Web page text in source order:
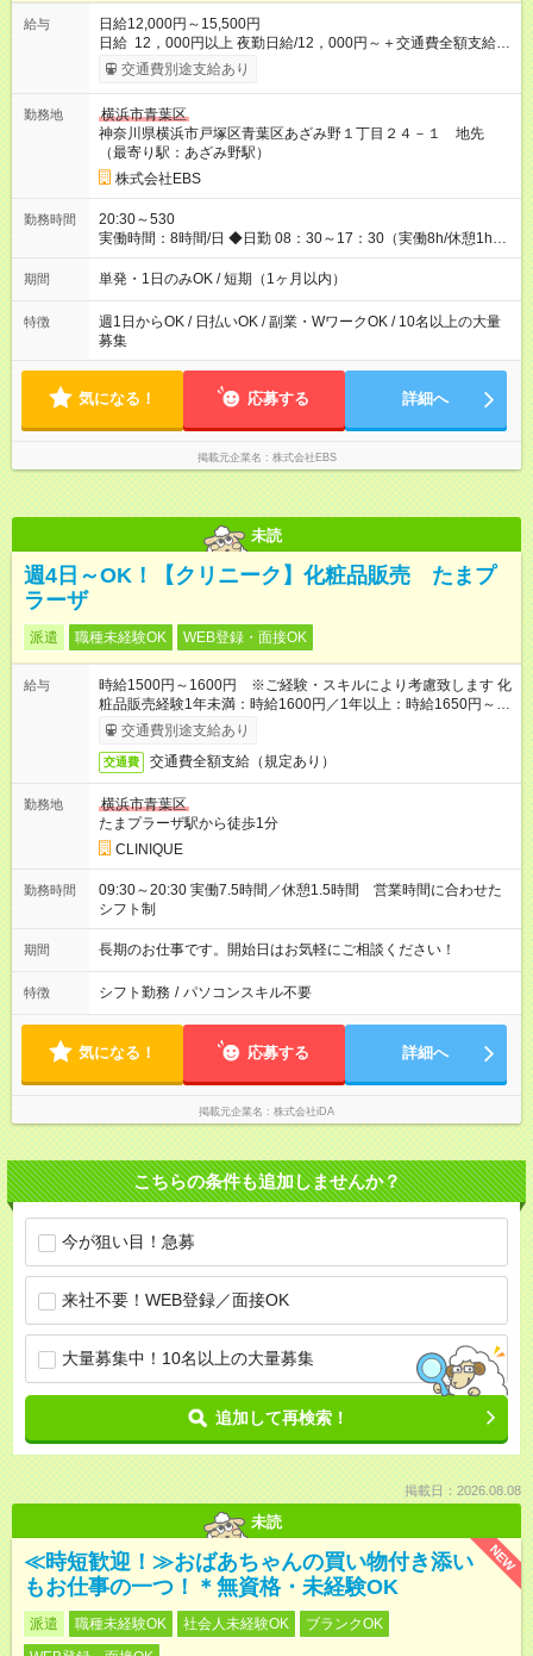
給与
日給12,000円～15,500円
日給 12，000円以上 夜勤日給/12，000円～＋交通費全額支給 ◆
スタートダッシュに 入社祝金最大200，000円を支給！ 研修手
当(法定研修20時間)：時給1225円×20時間＝24，500円を支給！
共交通機関を利用の履歴を提出で、交通費全額支給！ 自動車通
勤・バイク通勤もOK ◆日当保証 たとえ仕事が1時間で終わって
も 日当は全額お支払いします！ 業者さんと協力し合って、早く
仕事を終えるほど、お得……！ ◆その他 資格応援手当・隊長手
当等 アルバイトから社員雇用までのキャリアアップを楽しめ
交通費別途支給あり
勤務地
横浜市青葉区
神奈川県横浜市戸塚区青葉区あざみ野１丁目２４－１ 地先
（最寄り駅：あざみ野駅）
株式会社EBS
勤務時間
20:30～530
実働時間：8時間/日 ◆日勤 08：30～17：30（実働8h/休憩1h）
◆夜勤 20：30～翌05：30（実働8h/休憩1h） ※勤務地により勤
務時間は多少変動あり ◆希望のシフトで働ける！ 希望の勤務日
夜勤・深夜・早朝のお仕事もございます
期間 単発・1日のみOK / 短期（1ヶ月以内）
特徴
週1日からOK / 日払いOK / 副業・WワークOK / 10名以上の大量
募集
気になる！ 応募する 詳細へ
掲載元企業名 株式会社EBS
未読
週4日～OK！【クリニーク】化粧品販売 たまプ
ラーザ
派遣 職種未経験OK WEB登録・面接OK
給与
時給1500円～1600円 ※ご経験・スキルにより考慮致します 化
粧品販売経験1年未満：時給1600円／1年以上：時給1650円～
1700円
交通費別途支給あり
交通費 交通費全額支給（規定あり）
勤務地
横浜市青葉区
たまプラーザ駅から徒歩1分
CLINIQUE
勤務時間
09:30～20:30 実働7.5時間／休憩1.5時間 営業時間に合わせた
シフト制
期間 長期のお仕事です。開始日はお気軽にご相談ください！
特徴 シフト勤務 / パソコンスキル不要
気になる！ 応募する 詳細へ
掲載元企業名 株式会社iDA
こちらの条件も追加しませんか？
今が狙い目！急募
来社不要！WEB登録／面接OK
大量募集中！10名以上の大量募集
追加して再検索！
掲載日：2026.08.08
未読
NEW
≪時短歓迎！≫おばあちゃんの買い物付き添い
もお仕事の一つ！＊無資格・未経験OK
派遣 職種未経験OK 社会人未経験OK
ブランクOK